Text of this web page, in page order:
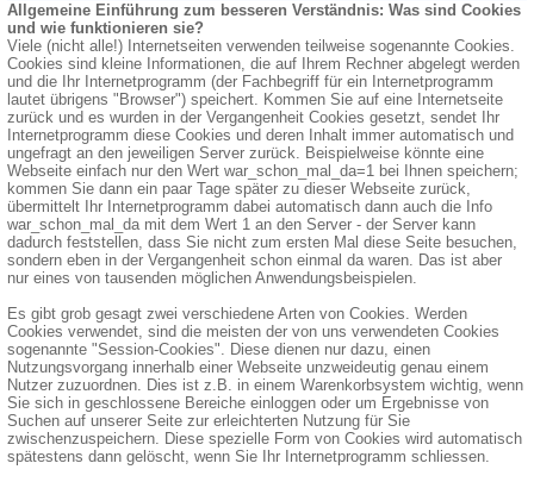
Allgemeine Einführung zum besseren Verständnis: Was sind Cookies
und wie funktionieren sie?
Viele (nicht alle!) Internetseiten verwenden teilweise sogenannte Cookies.
Cookies sind kleine Informationen, die auf Ihrem Rechner abgelegt werden
und die Ihr Internetprogramm (der Fachbegriff für ein Internetprogramm
lautet übrigens "Browser") speichert. Kommen Sie auf eine Internetseite
zurück und es wurden in der Vergangenheit Cookies gesetzt, sendet Ihr
Internetprogramm diese Cookies und deren Inhalt immer automatisch und
ungefragt an den jeweiligen Server zurück. Beispielweise könnte eine
Webseite einfach nur den Wert war_schon_mal_da=1 bei Ihnen speichern;
kommen Sie dann ein paar Tage später zu dieser Webseite zurück,
übermittelt Ihr Internetprogramm dabei automatisch dann auch die Info
war_schon_mal_da mit dem Wert 1 an den Server - der Server kann
dadurch feststellen, dass Sie nicht zum ersten Mal diese Seite besuchen,
sondern eben in der Vergangenheit schon einmal da waren. Das ist aber
nur eines von tausenden möglichen Anwendungsbeispielen.
Es gibt grob gesagt zwei verschiedene Arten von Cookies. Werden
Cookies verwendet, sind die meisten der von uns verwendeten Cookies
sogenannte "Session-Cookies". Diese dienen nur dazu, einen
Nutzungsvorgang innerhalb einer Webseite unzweideutig genau einem
Nutzer zuzuordnen. Dies ist z.B. in einem Warenkorbsystem wichtig, wenn
Sie sich in geschlossene Bereiche einloggen oder um Ergebnisse von
Suchen auf unserer Seite zur erleichterten Nutzung für Sie
zwischenzuspeichern. Diese spezielle Form von Cookies wird automatisch
spätestens dann gelöscht, wenn Sie Ihr Internetprogramm schliessen.